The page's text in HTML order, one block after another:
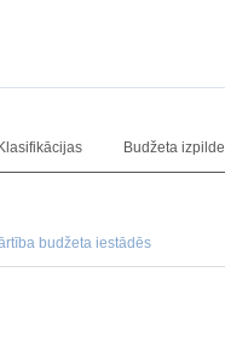
Klasifikācijas Budžeta izpilde
budžeta iestādēs